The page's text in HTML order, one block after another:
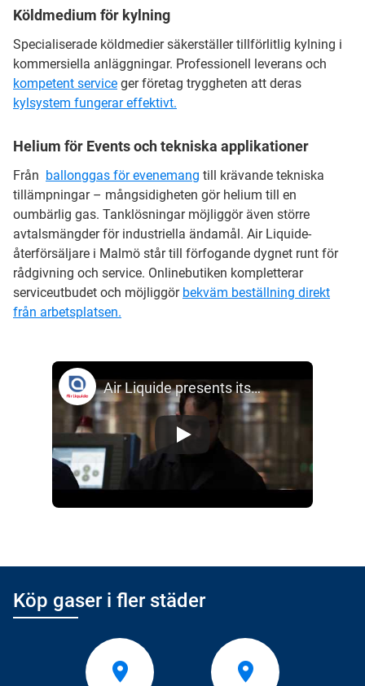
Air Liquide presents its ARCAL™ range
Köldmedium för kylning
Specialiserade köldmedier säkerställer tillförlitlig kylning i
kommersiella anläggningar. Professionell leverans och
kompetent service ger företag tryggheten att deras
kylsystem fungerar effektivt.
Helium för Events och tekniska applikationer
Från ballonggas för evenemang till krävande tekniska
tillämpningar – mångsidigheten gör helium till en
oumbärlig gas. Tanklösningar möjliggör även större
avtalsmängder för industriella ändamål. Air Liquide-
återförsäljare i Malmö står till förfogande dygnet runt för
rådgivning och service. Onlinebutiken kompletterar
serviceutbudet och möjliggör bekväm beställning direkt
från arbetsplatsen.
Köp gaser i fler städer